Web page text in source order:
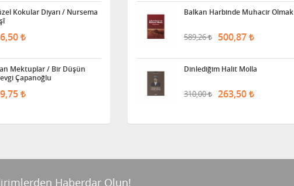
Diyarı / Nursema
Mektuplar / Bir Düşün
Çapanoğlu
Balkan Harbinde Muhacir Olmak
589,26 500,87
Dinlediğim Halit Molla
310,00 263,50
Haberdar Olun!